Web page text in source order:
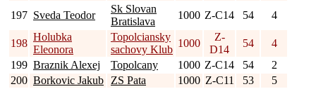
197 Sveda Teodor
Sk Slovan
Bratislava
1000 Z-C14 54 4
198
Holubka
Eleonora
Topolciansky
sachovy Klub
1000
Z-
D14
54
4
199 Braznik Alexej Topolcany 1000 Z-C14 54
2
200 Borkovic Jakub ZS Pata 1000 Z-C11 53 5